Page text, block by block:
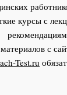
курсы с
с
Test.ru